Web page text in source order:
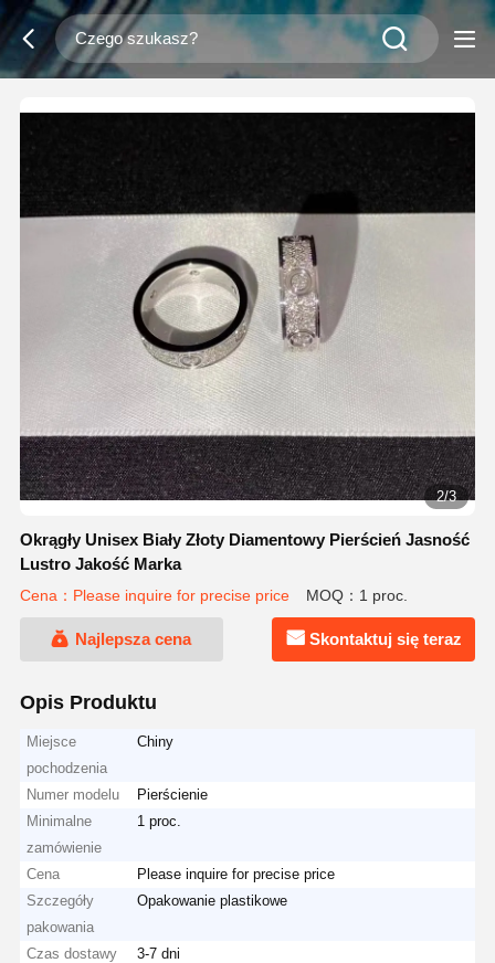
2/3
Okrągły Unisex Biały Złoty Diamentowy Pierścień Jasność
Lustro Jakość Marka
Cena：Please inquire for precise price MOQ：1 proc.
Najlepsza cena Skontaktuj się teraz
Opis Produktu
Miejsce
pochodzenia
Chiny
Numer modelu
Pierścienie
Minimalne
zamówienie
1 proc.
Cena
Please inquire for precise price
Szczegóły
pakowania
Opakowanie plastikowe
Czas dostawy
3-7 dni